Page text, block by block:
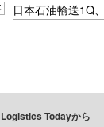
日本石油輸送1Q
Logistics Todayから